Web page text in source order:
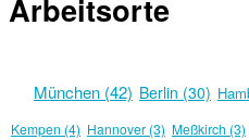
Arbeitsorte
München (42) Berlin (30)
Kempen (4) Hannover (3) Meßkirch (3)